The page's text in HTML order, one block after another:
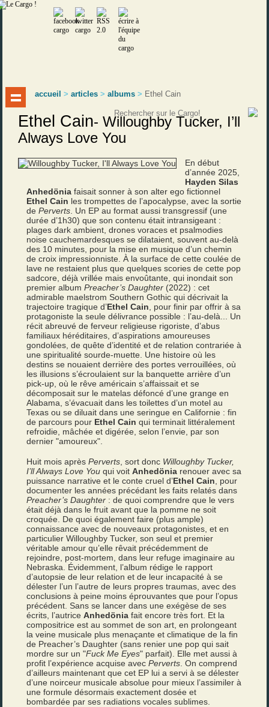
accueil >articles >albums > Ethel Cain
Ethel Cain-Willoughby Tucker, I’ll
Always Love You
En début
d’année 2025,
Hayden Silas
Anhedönia faisait sonner à son alter ego fictionnel
Ethel Cain les trompettes de l’apocalypse, avec la sortie
dePerverts . Un EP au format aussi transgressif (une
durée d’1h30) que son contenu était intransigeant :
plages dark ambient, drones voraces et psalmodies
noise cauchemardesques se dilataient, souvent au-delà
des 10 minutes, pour la mise en musique d’un chemin
de croix impressionniste. À la surface de cette coulée de
lave ne restaient plus que quelques scories de cette pop
sadcore, déjà vrillée mais envoûtante, qui inondait son
premier albumPreacher’s Daughter (2022) : cet
admirable maelstrom Southern Gothic qui décrivait la
trajectoire tragique d’Ethel Cain , pour finir par offrir à sa
protagoniste la seule délivrance possible : l’au-delà... Un
récit abreuvé de ferveur religieuse rigoriste, d’abus
familiaux héréditaires, d’aspirations amoureuses
gondolées, de quête d’identité et de relation contrariée à
une spiritualité sourde-muette. Une histoire où les
destins se nouaient derrière des portes verrouillées, où
les illusions s’écroulaient sur la banquette arrière d’un
pick-up, où le rêve américain s’affaissait et se
décomposait sur le matelas défoncé d’une grange en
Alabama, s’évacuait dans les toilettes d’un motel au
Texas ou se diluait dans une seringue en Californie : fin
de parcours pour Ethel Cain qui terminait littéralement
refroidie, mâchée et digérée, selon l’envie, par son
dernier "amoureux".
Huit mois aprèsPerverts , sort donc Willoughby Tucker,
I’ll Always Love You qui voitAnhedönia renouer avec sa
puissance narrative et le conte cruel d’Ethel Cain , pour
documenter les années précédant les faits relatés dans
Preacher’s Daughter : de quoi comprendre que le vers
était déjà dans le fruit avant que la pomme ne soit
croquée. De quoi également faire (plus ample)
connaissance avec de nouveaux protagonistes, et en
particulier Willoughby Tucker, son seul et premier
véritable amour qu’elle rêvait précédemment de
rejoindre, post-mortem, dans leur refuge imaginaire au
Nebraska. Évidemment, l’album rédige le rapport
d’autopsie de leur relation et de leur incapacité à se
délester l’un l’autre de leurs propres traumas, avec des
conclusions à peine moins éprouvantes que pour l’opus
précédent. Sans se lancer dans une exégèse de ses
écrits, l’autriceAnhedönia fait encore très fort. Et la
compositrice est au sommet de son art, en prolongeant
la veine musicale plus menaçante et climatique de la fin
de Preacher’s Daughter (sans renier une pop qui sait
mordre sur un "Fuck Me Eyes" parfait). Elle met aussi à
profit l’expérience acquise avecPerverts . On comprend
d’ailleurs maintenant que cet EP lui a servi à se délester
d’une noirceur musicale absolue pour mieux l’assimiler à
une formule désormais exactement dosée et
bombardée par ses radiations vocales sublimes.